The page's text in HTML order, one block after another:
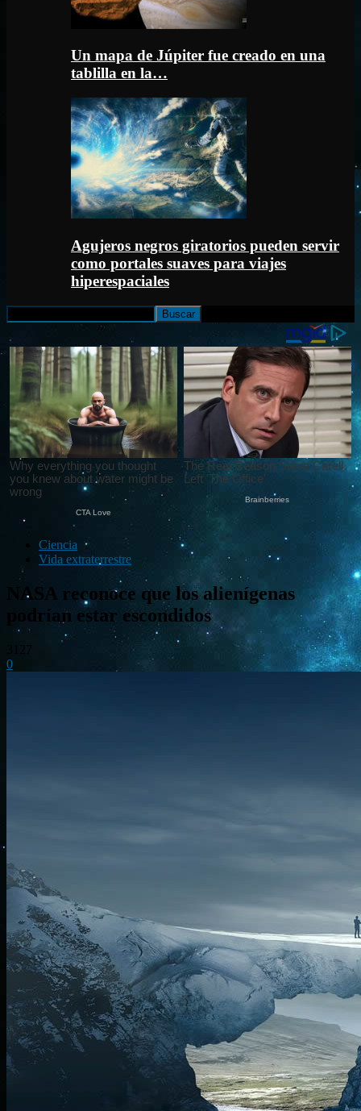
Un mapa de Júpiter fue creado en una
tablilla en la…
Agujeros negros giratorios pueden servir
como portales suaves para viajes
hiperespaciales
Ciencia
Vida extraterrestre
NASA reconoce que los alienígenas
podrían estar escondidos
0